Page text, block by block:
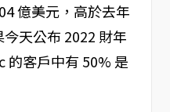
億美元，高於去年
天公布 2022 財年
的客戶中有 50% 是